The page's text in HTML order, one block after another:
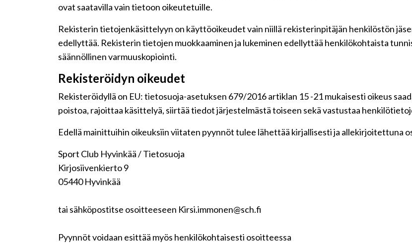
ovat saatavilla vain tietoon oikeutetuille.
Rekisterin tietojenkäsittelyyn on käyttöoikeudet vain niillä rekisterinpitäjän henkilöstön
edellyttää. Rekisterin tietojen muokkaaminen ja lukeminen edellyttää henkilökohtaista
säännöllinen varmuuskopiointi.
Rekisteröidyn oikeudet
Rekisteröidyllä on EU: tietosuoja-asetuksen 679/2016 artiklan 15 -21 mukaisesti oikeus
poistoa, rajoittaa käsittelyä, siirtää tiedot järjestelmästä toiseen sekä vastustaa
Edellä mainittuihin oikeuksiin viitaten pyynnöt tulee lähettää kirjallisesti ja allekirjoitettuna
Sport Club Hyvinkää / Tietosuoja
Kirjosiivenkierto 9
05440 Hyvinkää
tai sähköpostitse osoitteeseen Kirsi.immonen@sch.fi
Pyynnöt voidaan esittää myös henkilökohtaisesti osoitteessa